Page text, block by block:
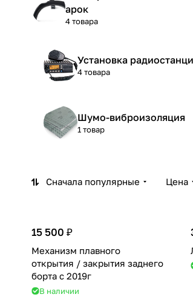
арок
4 товара
Установка
4 товара
Шумо-виброизоляция
1 товар
Сначала популярные Цена
15 500 ₽
Механизм плавного
открытия / закрытия заднего
борта с 2019г
В наличии